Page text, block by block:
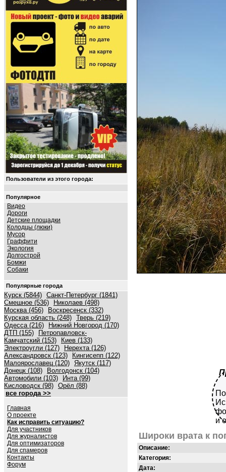
Пользователи из этого города:
Популярное
Видео
Дороги
Детские площадки
Колодцы (люки)
Мусор
Граффити
Экология
Долгострой
Бомжи
Собаки
Популярные города
Курск (5844) Санкт-Петербург (1841)
Смешное (536)
Николаев (498)
Москва (456)
Воскресенск (332)
Курская область (248) Тверь (219)
Одесса (216)
Нижний Новгород (170)
ДТП (155)
Петропавловск-
Камчатский (153)
Киев (133)
Электроугли (127)
Нерехта (126)
Александровск (123)
Кингисепп (122)
Малоярославец (120) Якутск (117)
Донецк (108)
Волгодонск (104)
Автомобили (103)
Инта (99)
Кисловодск (98) Орёл (88)
все города >>
Главная
О проекте
Как исправить ситуацию?
Для участников
Для журналистов
Для оптимизаторов
Для спамеров
Контакты
Форум
и
Широки врата к
Описание:
Категория:
Дата: